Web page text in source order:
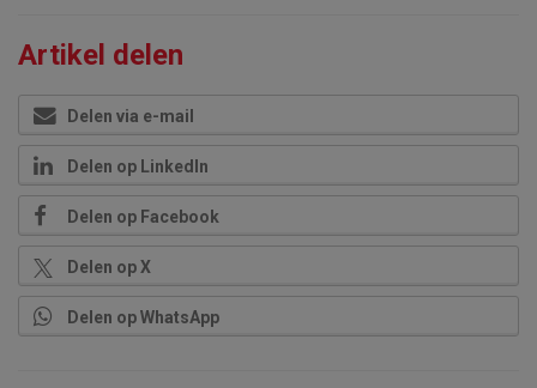
Artikel delen
Delen via e-mail
Delen op LinkedIn
Delen op Facebook
Delen op X
Delen op WhatsApp